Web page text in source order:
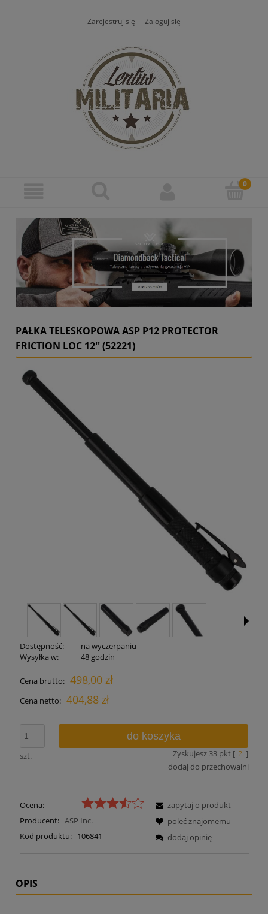
Zarejestruj się Zaloguj się
PAŁKA TELESKOPOWA ASP P12 PROTECTOR
FRICTION LOC 12'' (52221)
Dostępność:
na wyczerpaniu
Wysyłka w:
48 godzin
Cena brutto: 498,00 zł
Cena netto: 404,88 zł
szt.
do koszyka
Zyskujesz 33 pkt [ ? ]
dodaj do przechowalni
Ocena:
Producent: ASP Inc.
Kod produktu: 106841
zapytaj o produkt
poleć znajomemu
dodaj opinię
OPIS